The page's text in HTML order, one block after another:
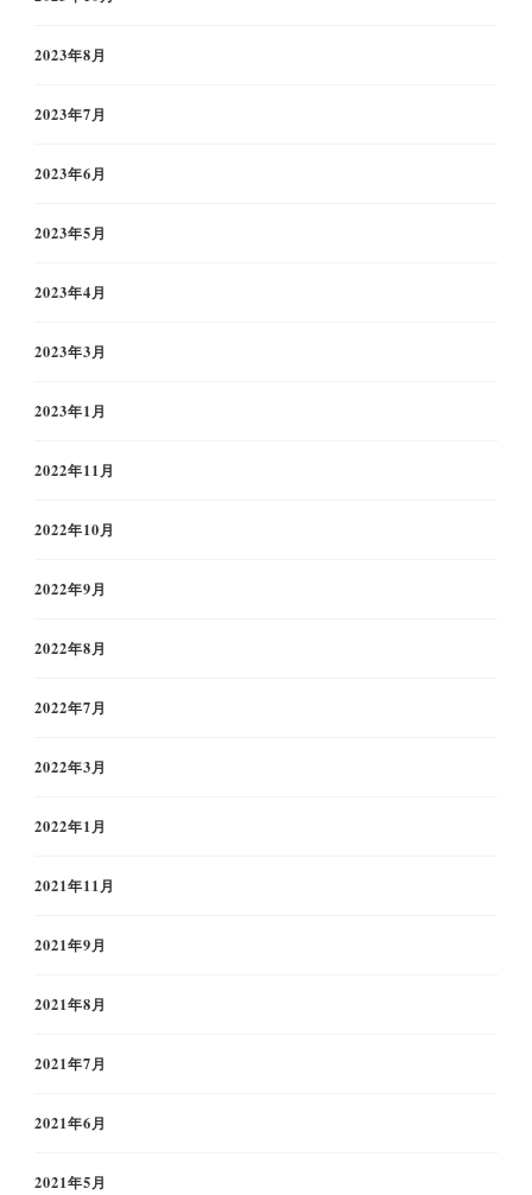
2023年8月
2023年7月
2023年6月
2023年5月
2023年4月
2023年3月
2023年1月
2022年11月
2022年10月
2022年9月
2022年8月
2022年7月
2022年3月
2022年1月
2021年11月
2021年9月
2021年8月
2021年7月
2021年6月
2021年5月